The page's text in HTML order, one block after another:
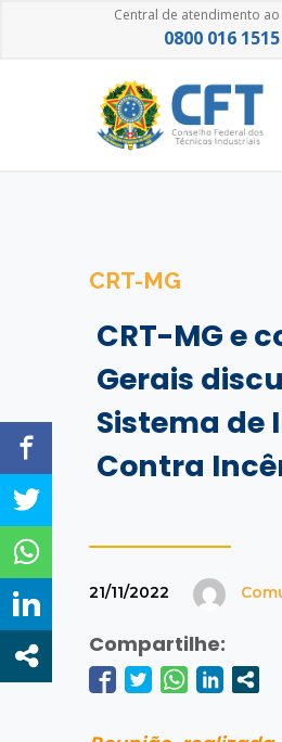
Central de atendimento ao
0800 016 1515
CRT-MG
CRT-MG e
Gerais
Sistema de
Contra
21/11/2022
Compartilhe: